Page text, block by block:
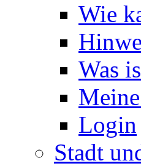
Wie
Was
Login
Stadt